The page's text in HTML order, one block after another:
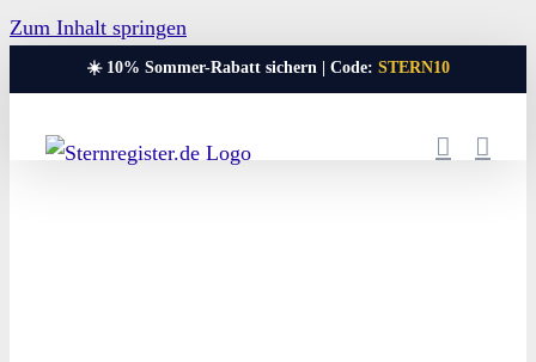
Zum Inhalt springen
☀️ 10% Sommer-Rabatt sichern | Code: STERN10